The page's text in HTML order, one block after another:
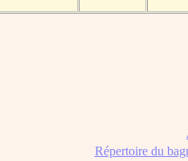
Répertoire du